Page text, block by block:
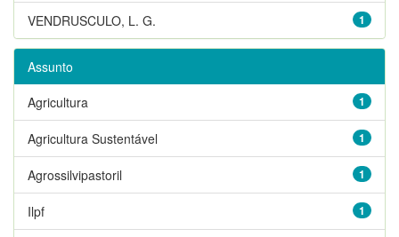
1
VENDRUSCULO, L. G.
Assunto
1
Agricultura
1
Agricultura Sustentável
1
Agrossilvipastoril
1
Ilpf